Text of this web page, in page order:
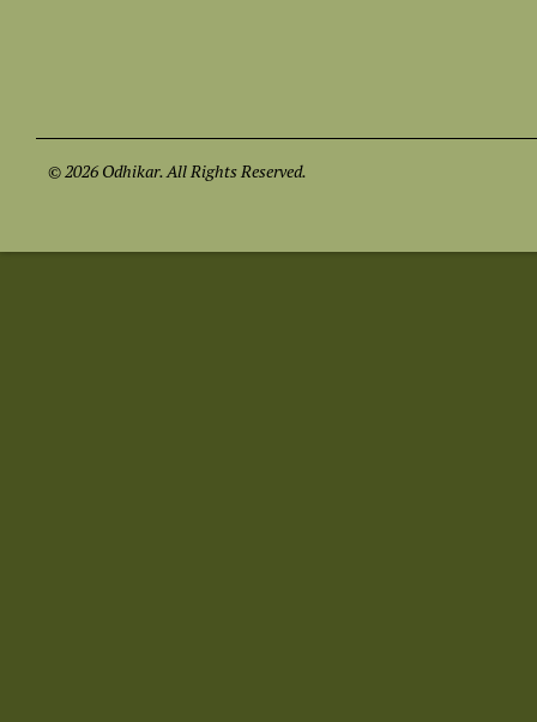
© 2026 Odhikar. All Rights Reserved.